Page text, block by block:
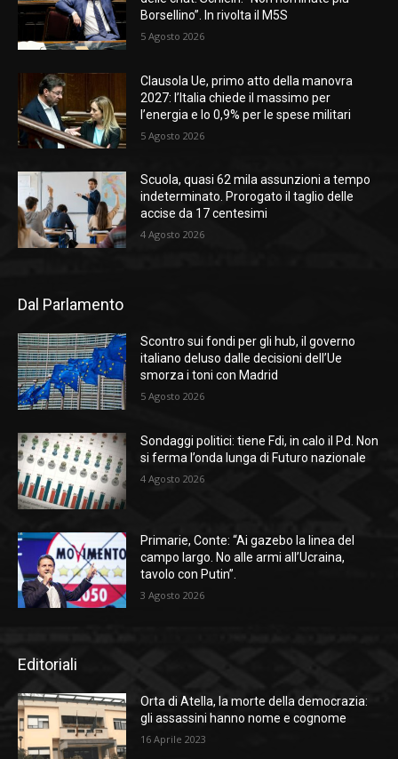
Borsellino”. In rivolta il M5S
5 Agosto 2026
Clausola Ue, primo atto della manovra
2027: l’Italia chiede il massimo per
l’energia e lo 0,9% per le spese militari
5 Agosto 2026
Scuola, quasi 62 mila assunzioni a tempo
indeterminato. Prorogato il taglio delle
accise da 17 centesimi
4 Agosto 2026
Dal Parlamento
Scontro sui fondi per gli hub, il governo
italiano deluso dalle decisioni dell’Ue
smorza i toni con Madrid
5 Agosto 2026
Sondaggi politici: tiene Fdi, in calo il Pd. Non
si ferma l’onda lunga di Futuro nazionale
4 Agosto 2026
Primarie, Conte: “Ai gazebo la linea del
campo largo. No alle armi all’Ucraina,
tavolo con Putin”.
3 Agosto 2026
Editoriali
Orta di Atella, la morte della democrazia:
gli assassini hanno nome e cognome
16 Aprile 2023